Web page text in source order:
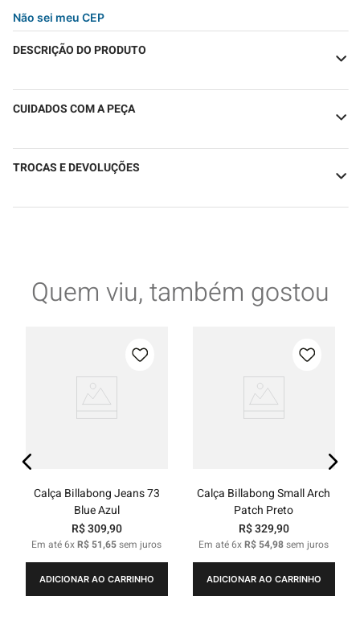
Não sei meu CEP
DESCRIÇÃO DO PRODUTO
CUIDADOS COM A PEÇA
TROCAS E DEVOLUÇÕES
Quem viu, também gostou
Calça Billabong Jeans 73
Blue Azul
R$309,90
Em até6xR$ 51,65sem juros
ADICIONAR AO CARRINHO
Calça Billabong Small Arch
Patch Preto
R$329,90
Em até6xR$ 54,98sem juros
ADICIONAR AO CARRINHO